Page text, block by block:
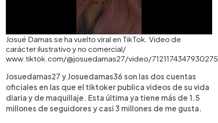
Josué Damas se ha vuelto viral en TikTok. Video de
carácter ilustrativo y no comercial/
www.tiktok.com/@josuedamas27/video/
Josuedamas27 y Josuedamas36 son las dos cuentas
oficiales en las que el tiktoker publica videos de su vida
diaria y de maquillaje. Esta última ya tiene más de 1.5
millones de seguidores y casi 3 millones de me gusta.